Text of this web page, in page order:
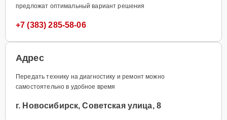
предложат оптимальный вариант решения
+7 (383) 285-58-06
Адрес
Передать технику на диагностику и ремонт можно
самостоятельно в удобное время
г. Новосибирск, Советская улица, 8